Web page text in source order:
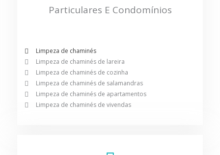
Particulares E Condomínios
Limpeza de chaminés
Limpeza de chaminés de lareira
Limpeza de chaminés de cozinha
Limpeza de chaminés de salamandras
Limpeza de chaminés de apartamentos
Limpeza de chaminés de vivendas